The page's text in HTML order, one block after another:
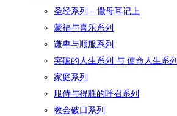
圣经系列 – 撒母耳记上
蒙福与喜乐系列
谦卑与顺服系列
突破的人生系列 与 使命人生系列
家庭系列
服侍与得胜的呼召系列
教会破口系列